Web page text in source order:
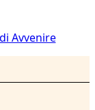
Avvenire